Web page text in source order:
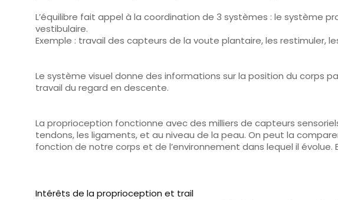
L’équilibre fait appel à la coordination de 3 systèmes : le système
vestibulaire.
Exemple : travail des capteurs de la voute plantaire, les restimuler,
Le système visuel donne des informations sur la position du corps
travail du regard en descente.
La proprioception fonctionne avec des milliers de capteurs
tendons, les ligaments, et au niveau de la peau. On peut la
fonction de notre corps et de l’environnement dans lequel il évolue.
Intérêts de la proprioception et trail